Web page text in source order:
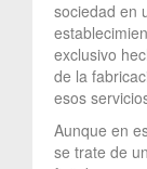
sociedad en
exclusivo
de la
esos
Aunque en
se trate de